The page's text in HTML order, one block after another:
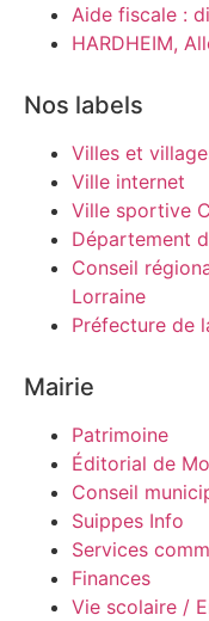
Aide fiscale :
HARDHEIM,
Nos labels
Villes et
Ville internet
Ville sportive
Département
Conseil
Lorraine
Préfecture de
Mairie
Patrimoine
Éditorial de
Conseil
Suippes Info
Services
Finances
Vie scolaire /